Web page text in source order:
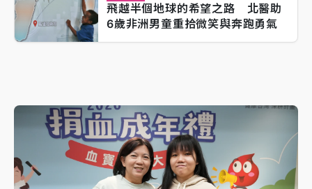
飛越半個地球的希望之路 北醫助
6歲非洲男童重拾微笑與奔跑勇氣